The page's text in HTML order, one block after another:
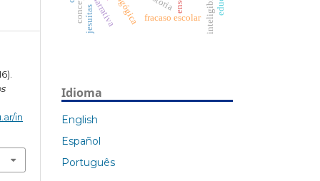
in
fracaso escolar
narrativa
jesuítas
Idioma
English
Español
Português